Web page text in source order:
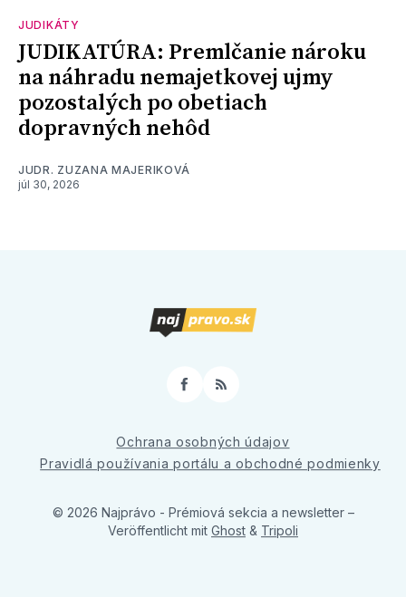
JUDIKÁTY
JUDIKATÚRA: Premlčanie nároku
na náhradu nemajetkovej ujmy
pozostalých po obetiach
dopravných nehôd
JUDR. ZUZANA MAJERIKOVÁ
júl 30, 2026
Facebook
RSS
Ochrana osobných údajov
Pravidlá používania portálu a obchodné podmienky
© 2026 Najprávo - Prémiová sekcia a newsletter –
Veröffentlicht mit Ghost & Tripoli